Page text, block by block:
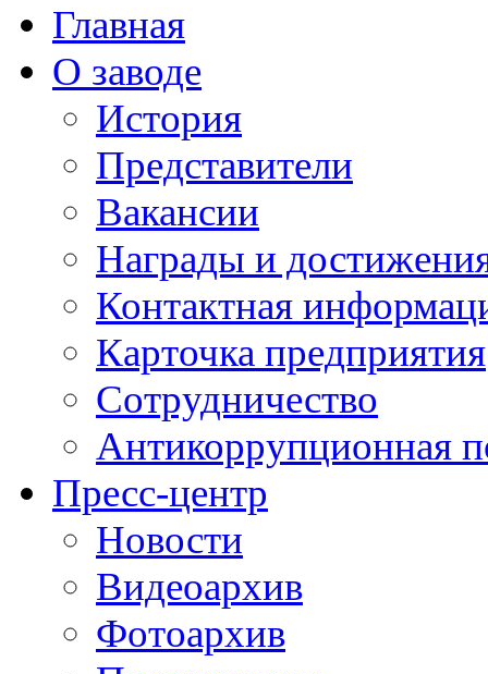
Главная
О заводе
История
Представители
Вакансии
Награды и
Контактная
Карточка предприятия
Сотрудничество
Антикоррупционная
Пресс-центр
Новости
Видеоархив
Фотоархив